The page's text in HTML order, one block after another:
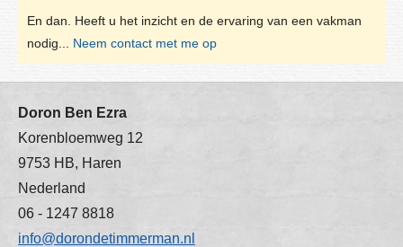
En dan. Heeft u het inzicht en de ervaring van een vakman
nodig... Neem contact met me op
Doron Ben Ezra
Korenbloemweg 12
9753 HB, Haren
Nederland
06 - 1247 8818
info@dorondetimmerman.nl